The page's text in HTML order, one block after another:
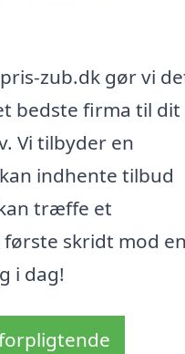
zub.dk gør vi
bedste firma til dit
Vi tilbyder en
indhente tilbud
træffe et
skridt mod en
i dag!